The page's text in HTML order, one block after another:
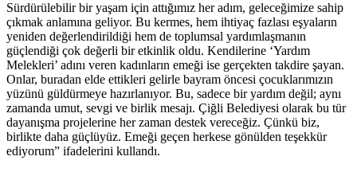
Sürdürülebilir bir yaşam için attığımız her adım, geleceğimize sahip
çıkmak anlamına geliyor. Bu kermes, hem ihtiyaç fazlası eşyaların
yeniden değerlendirildiği hem de toplumsal yardımlaşmanın
güçlendiği çok değerli bir etkinlik oldu. Kendilerine ‘Yardım
Melekleri’ adını veren kadınların emeği ise gerçekten takdire şayan.
Onlar, buradan elde ettikleri gelirle bayram öncesi çocuklarımızın
yüzünü güldürmeye hazırlanıyor. Bu, sadece bir yardım değil; aynı
zamanda umut, sevgi ve birlik mesajı. Çiğli Belediyesi olarak bu tür
dayanışma projelerine her zaman destek vereceğiz. Çünkü biz,
birlikte daha güçlüyüz. Emeği geçen herkese gönülden teşekkür
ediyorum” ifadelerini kullandı.